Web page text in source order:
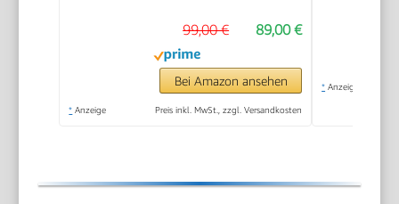
(33cm, 1300W, 35L
Korb, 5-fache
zentrale
Höhenverstellung)
89,00 €
99,00 €
Bei Amazon ansehen
* Anzeige Preis inkl. MwSt., zzgl. Versandkosten
* Anzeige